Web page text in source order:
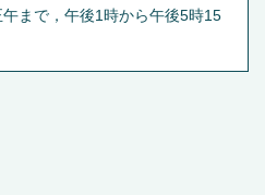
まで，午後1時から午後5時15